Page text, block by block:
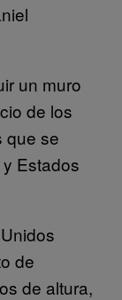
un muro
de los
que se
Estados
de
de altura,